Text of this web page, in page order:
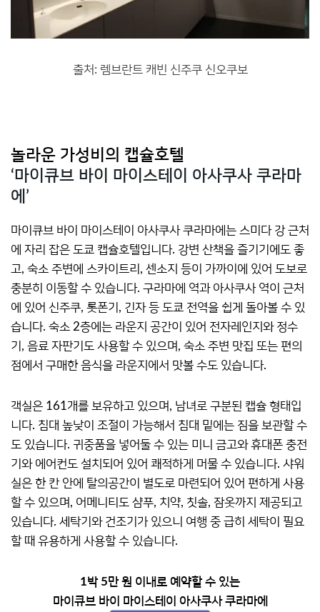
출처: 렘브란트 캐빈 신주쿠 신오쿠보
놀라운 가성비의 캡슐호텔
‘마이큐브 바이 마이스테이 아사쿠사 쿠라마
에’
마이큐브 바이 마이스테이 아사쿠사 쿠라마에는 스미다 강 근처
에 자리 잡은 도쿄 캡슐호텔입니다. 강변 산책을 즐기기에도 좋
고, 숙소 주변에 스카이트리, 센소지 등이 가까이에 있어 도보로
충분히 이동할 수 있습니다. 구라마에 역과 아사쿠사 역이 근처
에 있어 신주쿠, 롯폰기, 긴자 등 도쿄 전역을 쉽게 돌아볼 수 있
습니다. 숙소 2층에는 라운지 공간이 있어 전자레인지와 정수
기, 음료 자판기도 사용할 수 있으며, 숙소 주변 맛집 또는 편의
점에서 구매한 음식을 라운지에서 맛볼 수도 있습니다.
객실은 161개를 보유하고 있으며, 남녀로 구분된 캡슐 형태입
니다. 침대 높낮이 조절이 가능해서 침대 밑에는 짐을 보관할 수
도 있습니다. 귀중품을 넣어둘 수 있는 미니 금고와 휴대폰 충전
기와 에어컨도 설치되어 있어 쾌적하게 머물 수 있습니다. 샤워
실은 한 칸 안에 탈의공간이 별도로 마련되어 있어 편하게 사용
할 수 있으며, 어메니티도 샴푸, 치약, 칫솔, 잠옷까지 제공되고
있습니다. 세탁기와 건조기가 있으니 여행 중 급히 세탁이 필요
할 때 유용하게 사용할 수 있습니다.
1박 5만 원 이내로 예약할 수 있는
마이큐브 바이 마이스테이 아사쿠사 쿠라마에